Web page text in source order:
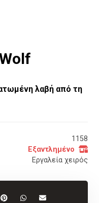
λαβή από τη
1158
Εξαντλημένο
Εργαλεία χειρός